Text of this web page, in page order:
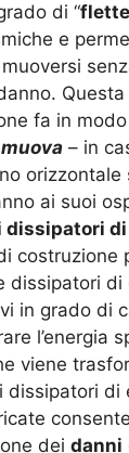
di “
e
fa in
– in
orizzontale
ai suoi
dissipatori
costruzione
dissipatori di
in grado di
l’energia
viene
dissipatori
dei danni